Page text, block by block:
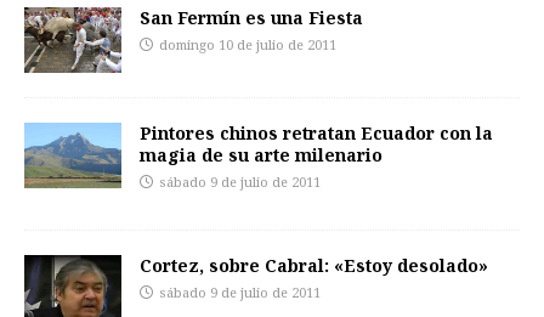
San Fermín es una Fiesta
domingo 10 de julio de 2011
Pintores chinos retratan Ecuador con la
magia de su arte milenario
sábado 9 de julio de 2011
Cortez, sobre Cabral: «Estoy desolado»
sábado 9 de julio de 2011